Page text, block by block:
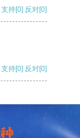
支持[0] 反对[0]
支持[0] 反对[0]
支持